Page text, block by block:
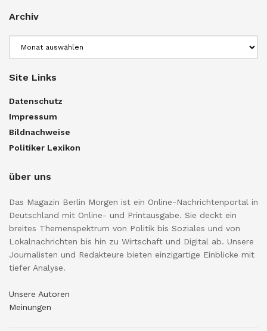
Archiv
Site Links
Datenschutz
Impressum
Bildnachweise
Politiker Lexikon
über uns
Das Magazin Berlin Morgen ist ein Online-Nachrichtenportal in
Deutschland mit Online- und Printausgabe. Sie deckt ein
breites Themenspektrum von Politik bis Soziales und von
Lokalnachrichten bis hin zu Wirtschaft und Digital ab. Unsere
Journalisten und Redakteure bieten einzigartige Einblicke mit
tiefer Analyse.
Unsere Autoren
Meinungen